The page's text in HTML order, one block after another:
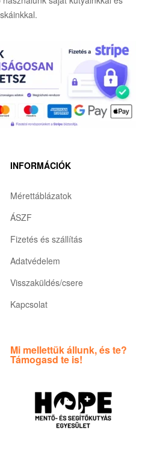
INFORMÁCIÓK
Mérettáblázatok
ÁSZF
Fizetés és szállítás
Adatvédelem
Visszaküldés/csere
Kapcsolat
Mi mellettük állunk, és te?
Támogasd te is!